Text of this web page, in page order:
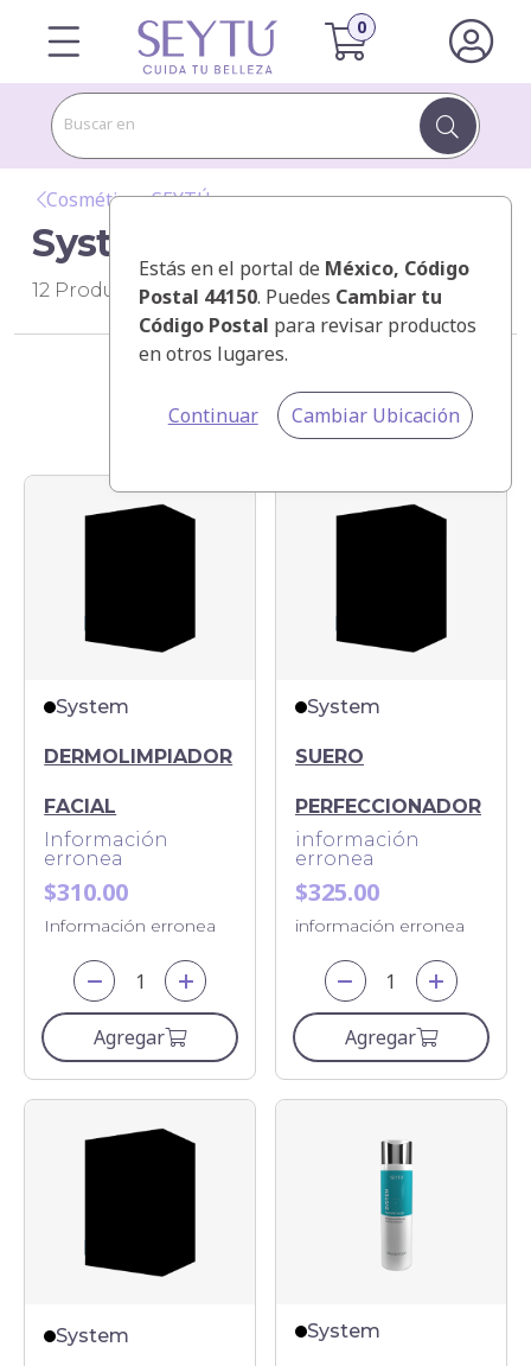
Buscar en
Estás en el portal de México, Código
Postal 44150. Puedes Cambiar tu
Código Postal para revisar productos
en otros lugares.
Continuar Cambiar Ubicación
Cosméticos SEYTÚ
System
12 Productos
Categorías
Ordenar por
System
DERMOLIMPIADOR
FACIAL
Información
erronea
$310.00
Información erronea
Agregar
System
SUERO
PERFECCIONADOR
información
erronea
$325.00
información erronea
Agregar
System System